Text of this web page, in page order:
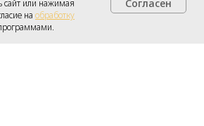
Получить консультацию
сайт или нажимая
на обработку
Согласен